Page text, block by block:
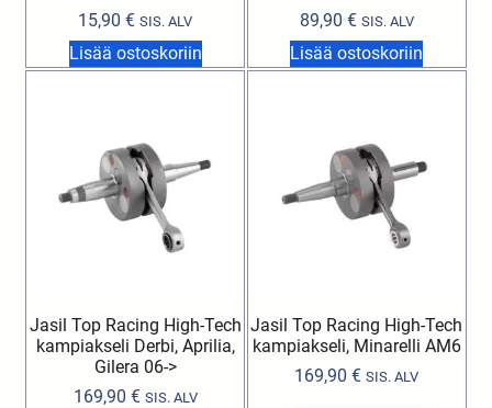
15,90€ SIS. ALV
Lisää ostoskoriin
89,90 € SIS. ALV
Lisää ostoskoriin
Jasil Top Racing High-Tech
kampiakseli Derbi, Aprilia,
Gilera 06->
169,90 € SIS. ALV
Jasil Top Racing High-Tech
kampiakseli, Minarelli AM6
169,90€ SIS. ALV